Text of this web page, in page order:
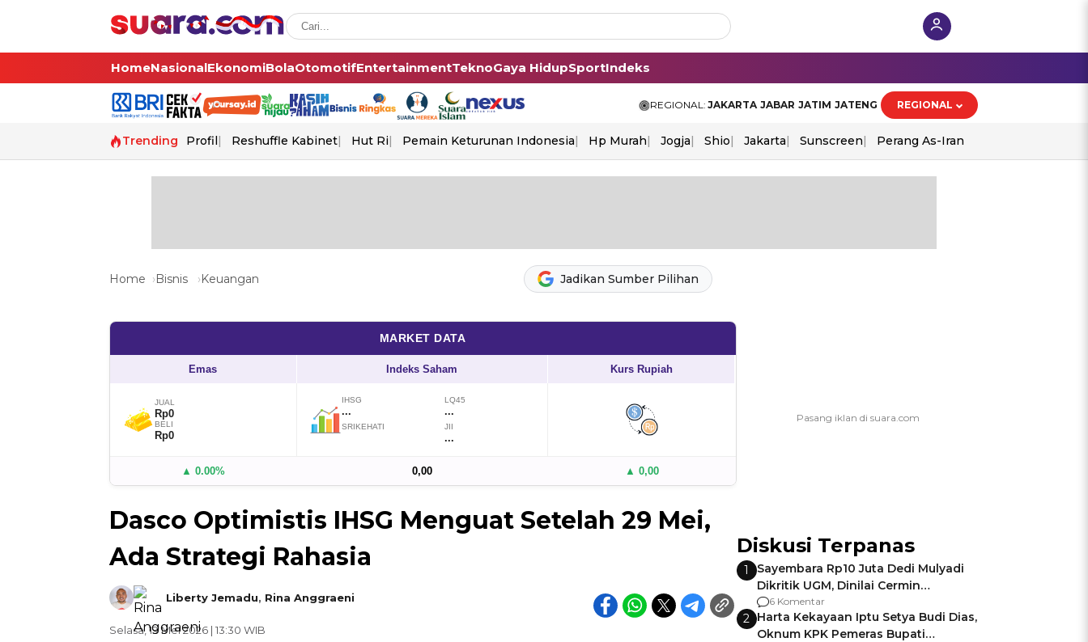
HomeNasionalEkonomiBolaOtomotifEntertainmentTeknoGaya HidupSportIndeks
REGIONAL: JAKARTA JABAR JATIM JATENG REGIONAL
Trending Profil Reshuffle Kabinet Hut Ri Pemain Keturunan Indonesia Hp Murah Jogja Shio Jakarta Sunscreen Perang As-Iran
Home Bisnis Keuangan Jadikan Sumber Pilihan
MARKET DATA
Emas Indeks Saham Kurs Rupiah
JUAL
Rp0
BELI
Rp0
IHSG
...
LQ45
...
SRIKEHATI JII
...
▲ 0.00% 0,00 ▲ 0,00
Dasco Optimistis IHSG Menguat Setelah 29 Mei,
Ada Strategi Rahasia
Liberty Jemadu, Rina Anggraeni
Selasa, 19 Mei 2026 | 13:30 WIB
Diskusi Terpanas
1
Sayembara Rp10 Juta Dedi Mulyadi
Dikritik UGM, Dinilai Cermin
Gagalnya Negara Jamin Keamanan
6 Komentar
2 Harta Kekayaan Iptu Setya Budi Dias,
Oknum KPK Pemeras Bupati